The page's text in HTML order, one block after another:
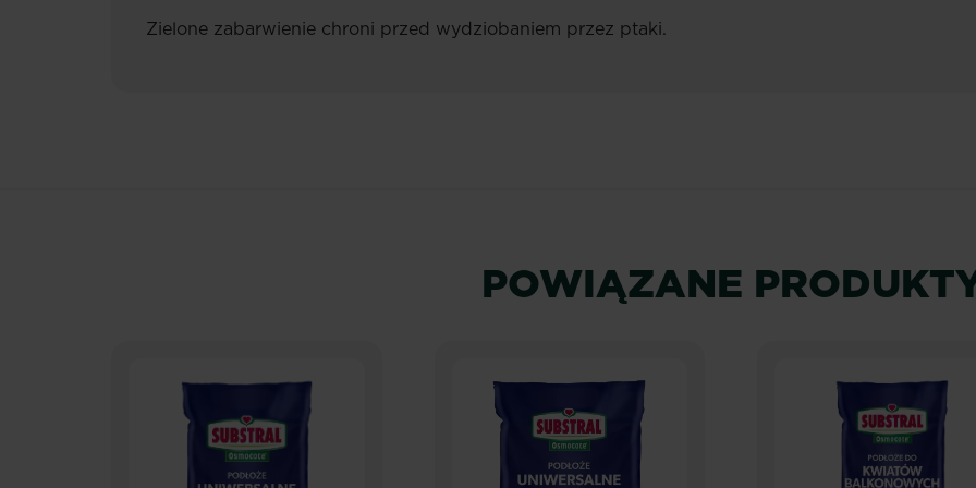
Zielone zabarwienie chroni przed wydziobaniem przez ptaki.
POWIĄZANE